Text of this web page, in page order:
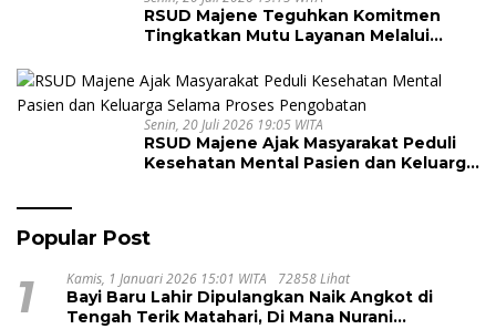
RSUD Majene Teguhkan Komitmen
Tingkatkan Mutu Layanan Melalui
Senin, 20 Juli 2026 19:05 WITA
RSUD Majene Ajak Masyarakat Peduli
Kesehatan Mental Pasien dan Keluarga
Popular Post
1 Kamis, 1 Januari 2026 15:01 WITA 72858 Lihat
Bayi Baru Lahir Dipulangkan Naik Angkot di
Tengah Terik Matahari, Di Mana Nurani